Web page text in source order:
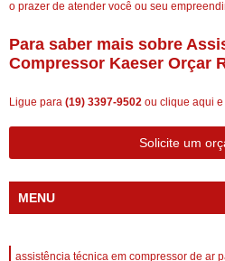
o prazer de atender você ou seu
Para saber mais sobre
Compressor Kaeser Orçar
Ligue para (19) 3397-9502 ou clique aqui e
Solicite um
MENU
assistência técnica em compressor de ar